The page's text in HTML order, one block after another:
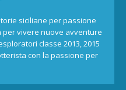
siciliane per passione
per vivere nuove avventure
classe 2013, 2015
con la passione per